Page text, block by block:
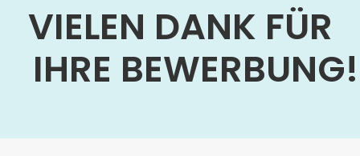
VIELEN DANK FÜR
IHRE BEWERBUNG!